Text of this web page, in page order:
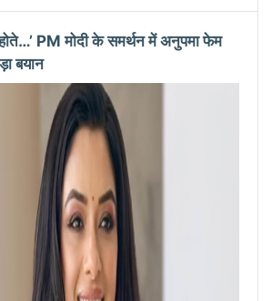
होते…’ PM मोदी के समर्थन में अनुपमा फेम
बयान